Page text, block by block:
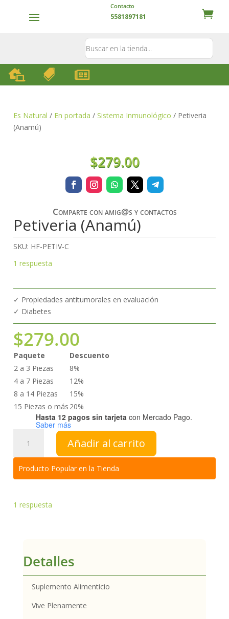
Contacto
5581897181
  
Es Natural / En portada / Sistema Inmunológico / Petiveria
(Anamú)
$279.00
Comparte con amig@s y contactos
Petiveria (Anamú)
SKU: HF-PETIV-C
1 respuesta
✓ Propiedades antitumorales en evaluación
✓ Diabetes
$279.00
Paquete
Descuento
2 a 3 Piezas
8%
4 a 7 Piezas
12%
8 a 14 Piezas
15%
15 Piezas o más 20%
Hasta 12 pagos sin tarjeta con Mercado Pago.
Saber más
(Anamú)
cantidad
Añadir al carrito
Producto Popular en la Tienda
1 respuesta
Detalles
Suplemento Alimenticio
Vive Plenamente